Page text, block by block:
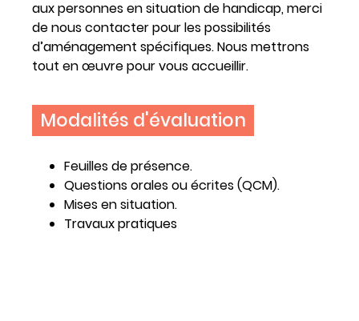
aux personnes en situation de handicap, merci
de nous contacter pour les possibilités
d’aménagement spécifiques. Nous mettrons
tout en œuvre pour vous accueillir.
Modalités d'évaluation
Feuilles de présence.
Questions orales ou écrites (QCM).
Mises en situation.
Travaux pratiques